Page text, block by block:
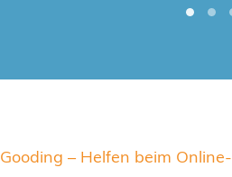
Gooding – Helfen beim Online-